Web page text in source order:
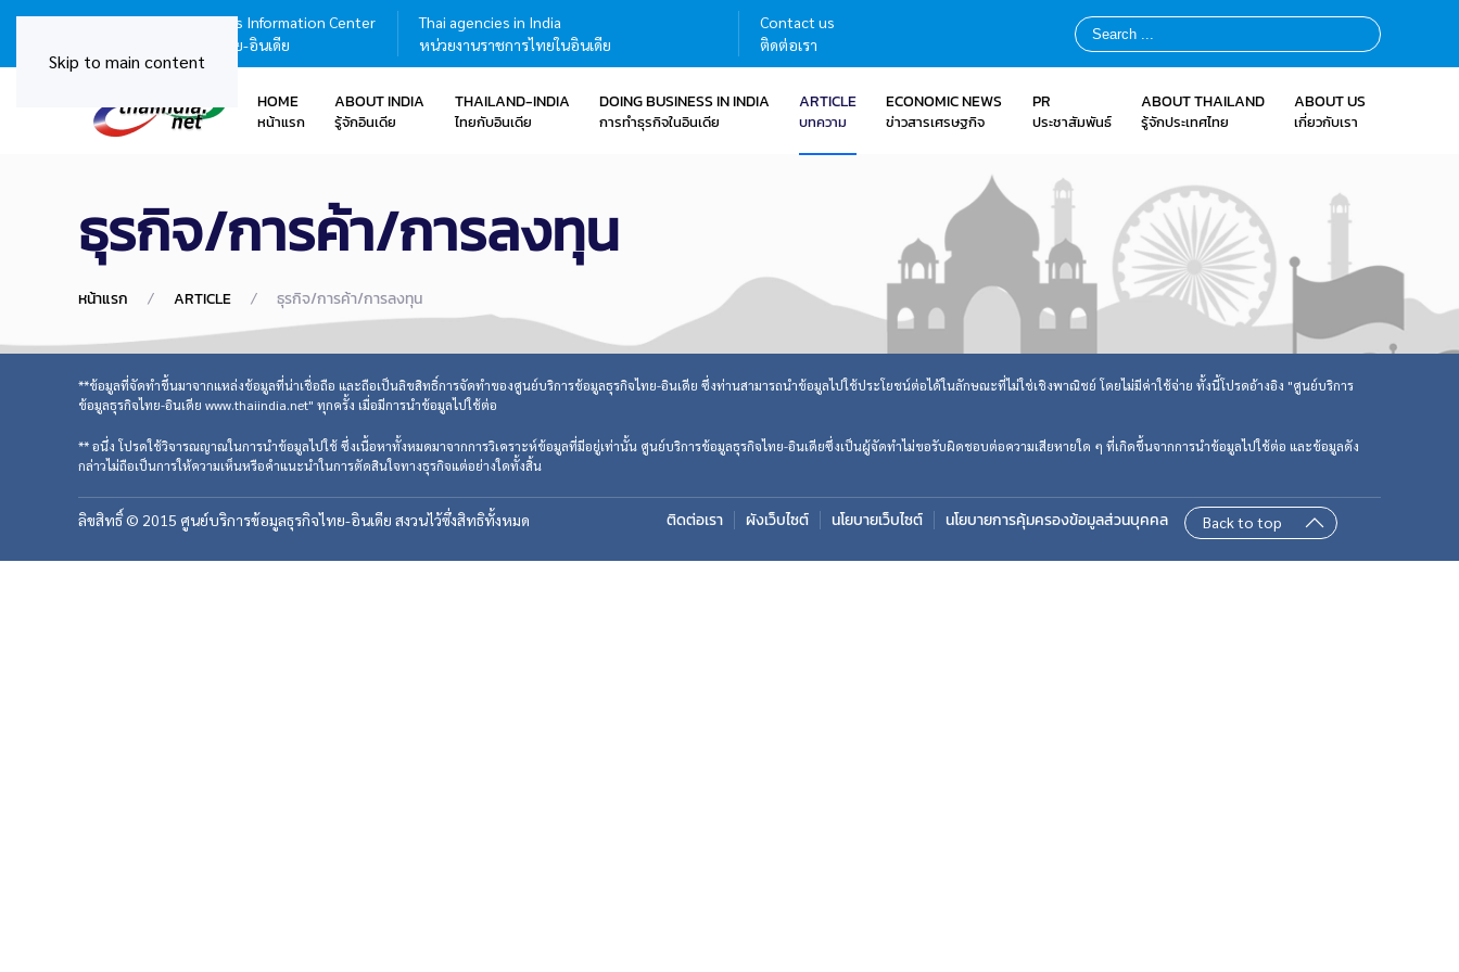
Skip to main content
Thailand - India Business Information Center
ศูนย์บริการข้อมูลธุรกิจไทย-อินเดีย
Thai agencies in India
หน่วยงานราชการไทยในอินเดีย
Contact us
ติดต่อเรา
HOME
หน้าแรก
ABOUT INDIA
รู้จักอินเดีย
THAILAND-INDIA
ไทยกับอินเดีย
DOING BUSINESS IN INDIA
การทำธุรกิจในอินเดีย
ARTICLE
บทความ
ECONOMIC NEWS
ข่าวสารเศรษฐกิจ
PR
ประชาสัมพันธ์
ABOUT THAILAND
รู้จักประเทศไทย
ABOUT US
เกี่ยวกับเรา
ธุรกิจ/การค้า/การลงทุน
หน้าแรก ARTICLE ธุรกิจ/การค้า/การลงทุน
**ข้อมูลที่จัดทำขึ้นมาจากแหล่งข้อมูลที่น่าเชื่อถือ และถือเป็นลิขสิทธิ์การจัดทำของศูนย์บริการข้อมูลธุรกิจไทย-อินเดีย ซึ่งท่านสามารถนำข้อมูลไปใช้ประโยชน์ต่อได้ในลักษณะที่ไม่ใช่เชิงพาณิชย์ โดยไม่มีค่าใช้จ่าย ทั้งนี้โปรดอ้างอิง "ศูนย์บริการ
ข้อมูลธุรกิจไทย-อินเดีย www.thaiindia.net" ทุกครั้ง เมื่อมีการนำข้อมูลไปใช้ต่อ
** อนึ่ง โปรดใช้วิจารณญาณในการนำข้อมูลไปใช้ ซึ่งเนื้อหาทั้งหมดมาจากการวิเคราะห์ข้อมูลที่มีอยู่เท่านั้น ศูนย์บริการข้อมูลธุรกิจไทย-อินเดียซึ่งเป็นผู้จัดทำไม่ขอรับผิดชอบต่อความเสียหายใด ๆ ที่เกิดขึ้นจากการนำข้อมูลไปใช้ต่อ และข้อมูลดัง
กล่าวไม่ถือเป็นการให้ความเห็นหรือคำแนะนำในการตัดสินใจทางธุรกิจแต่อย่างใดทั้งสิ้น
ลิขสิทธิ์ © 2015 ศูนย์บริการข้อมูลธุรกิจไทย-อินเดีย สงวนไว้ซึ่งสิทธิทั้งหมด ติดต่อเรา ผังเว็บไซต์ นโยบายเว็บไซต์ นโยบายการคุ้มครองข้อมูลส่วนบุคคล Back to top